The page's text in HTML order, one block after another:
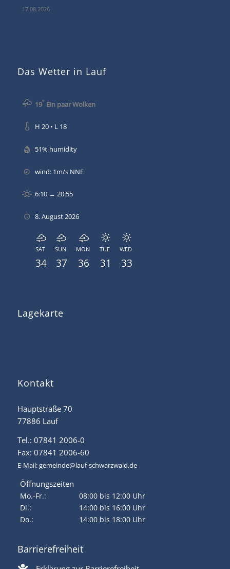
17.08.2026
Das Wetter in Lauf
19°Ein paar Wolken
H 20 • L 18
51% humidity
wind: 1m/s NNE
6:10 → 20:55
8. August 2026
SAT
34
SUN
37
MON
36
TUE
31
WED
33
Lagekarte
Kontakt
Hauptstraße 70
77886 Lauf
Tel.: 07841 2006-0
Fax: 07841 2006-60
E-Mail:gemeinde@lauf-schwarzwald.de
Öffnungszeiten
Mo.-Fr.:
08:00 bis 12:00 Uhr
Di.:
14:00 bis 16:00 Uhr
Do.:
14:00 bis 18:00 Uhr
Barrierefreiheit